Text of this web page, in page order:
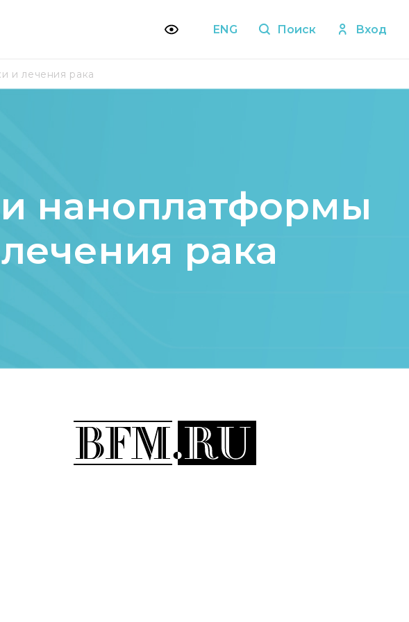
ENG Поиск Вход
и лечения рака
наноплатформы
рака